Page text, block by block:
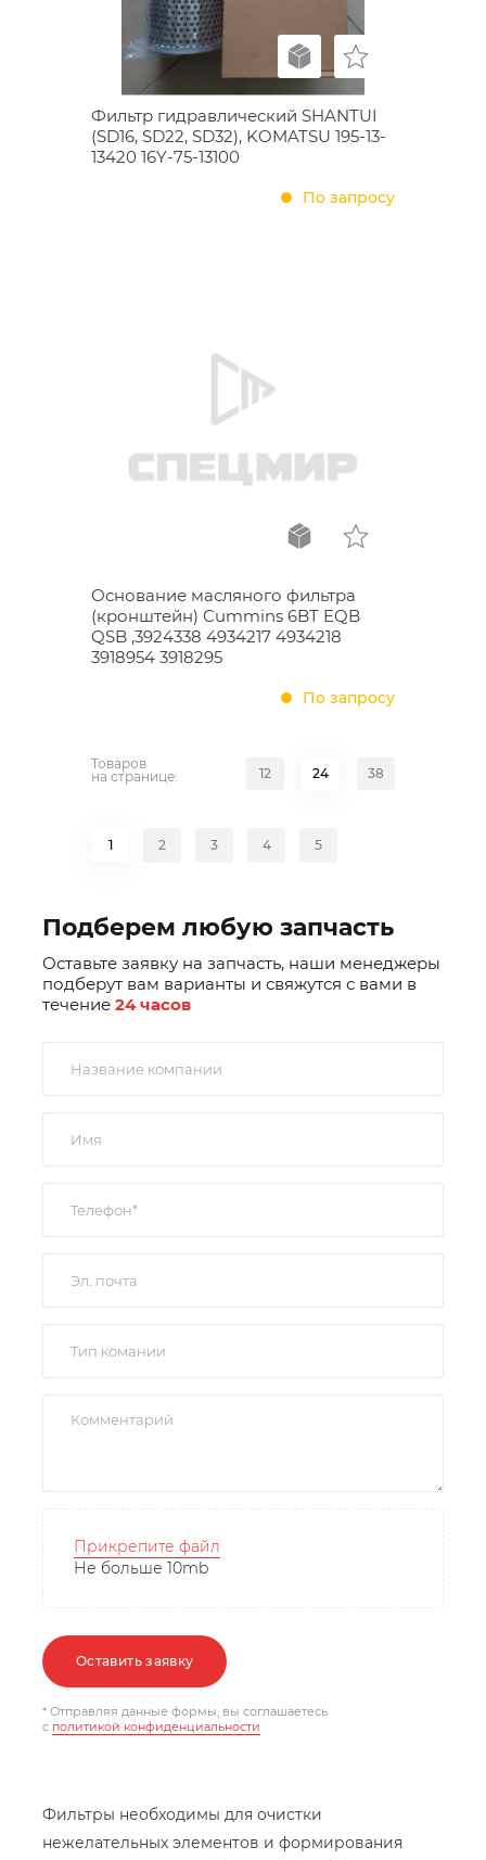
Фильтр гидравлический SHANTUI
(SD16, SD22, SD32), KOMATSU 195-13-
13420 16Y-75-13100
По запросу
Основание масляного фильтра
(кронштейн) Cummins 6BT EQB
QSB ,3924338 4934217 4934218
3918954 3918295
По запросу
Товаров
на странице:
12 24 38
1 2 3 4 5
Подберем любую запчасть
Оставьте заявку на запчасть, наши менеджеры
подберут вам варианты и свяжутся с вами в
течение 24 часов
Прикрепите файл
Не больше 10mb
Оставить заявку
* Отправляя данные формы, вы соглашаетесь
c политикой конфиденциальности
Фильтры необходимы для очистки
нежелательных элементов и формирования